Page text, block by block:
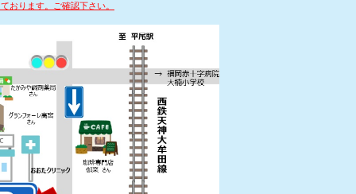
おります。ご確認下さい。